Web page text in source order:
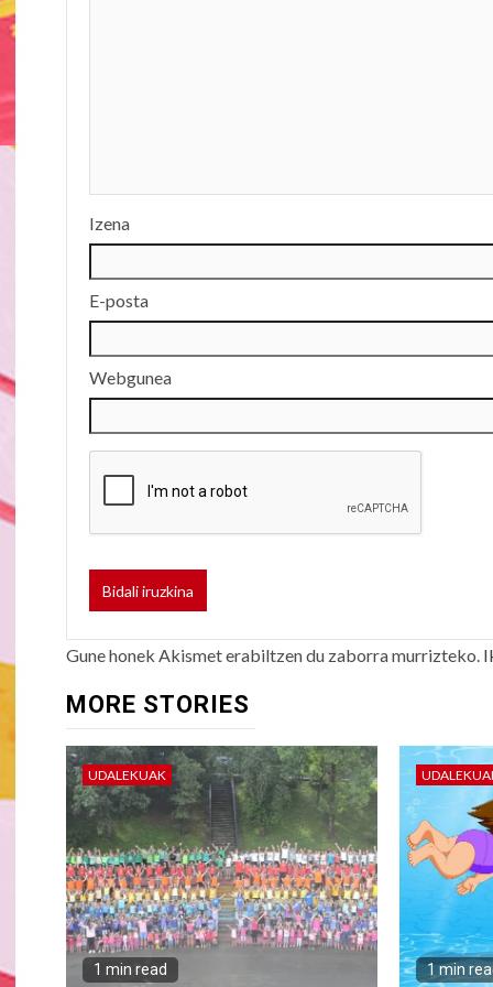
Izena
E-posta
Webgunea
Gune honek Akismet erabiltzen du zaborra murrizteko.
MORE STORIES
UDALEKUAK
1 min read 1 min